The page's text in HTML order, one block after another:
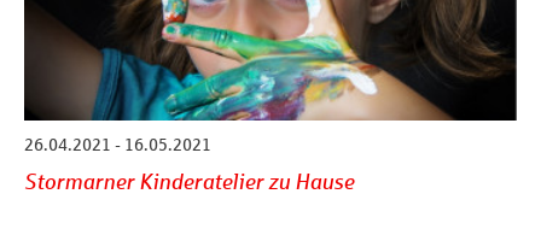
26.04.2021 - 16.05.2021
Stormarner Kinderatelier zu Hause